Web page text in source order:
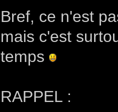
Bref, ce n'est
mais c'est
temps
RAPPEL :